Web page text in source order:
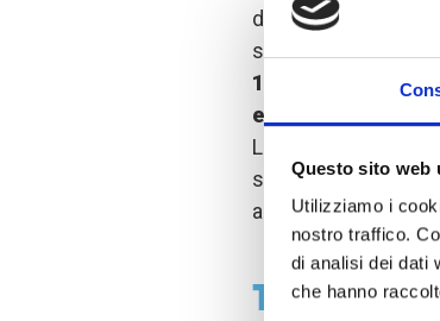
Questo sito web
Utilizziamo i
nostro traffico.
di analisi dei dati
che hanno
donne (circa il 70%
svolgono il ruolo di
1390 famiglie
e Kaya stanno
L'azione di COOPI
sull'allevamento e
agli attori locali.
Terra e